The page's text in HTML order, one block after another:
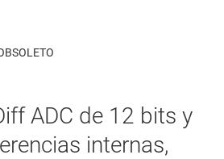
ADC de 12 bits y
internas,